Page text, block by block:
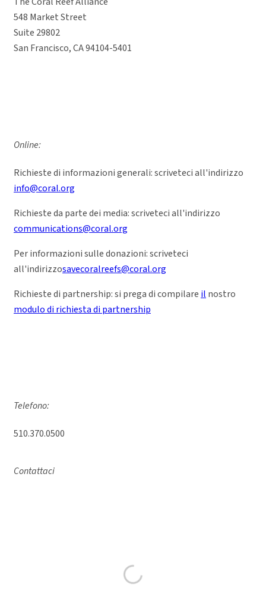
548 Market Street
Suite 29802
San Francisco, CA 94104-5401
Online:
Richieste di informazioni generali: scriveteci all'indirizzo
info@coral.org
Richieste da parte dei media: scriveteci all'indirizzo
communications@coral.org
Per informazioni sulle donazioni: scriveteci
all'indirizzosavecoralreefs@coral.org
Richieste di partnership: si prega di compilare il nostro
modulo di richiesta di partnership
Telefono:
510.370.0500
Contattaci